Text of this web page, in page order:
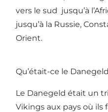
vers le sud jusqu’à
jusqu’à la Russie,
Orient.
Qu’était-ce le
Le Danegeld était un
Vikings aux pays où ils